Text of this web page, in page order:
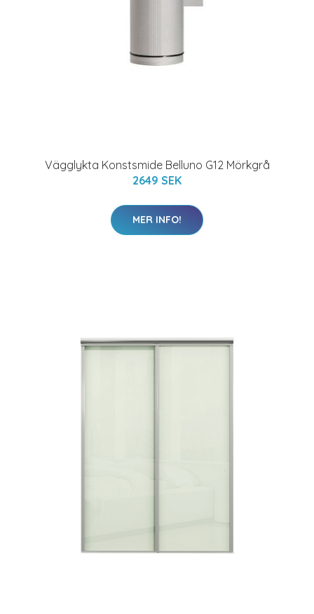
Vägglykta Konstsmide Belluno G12 Mörkgrå
2649 SEK
MER INFO!